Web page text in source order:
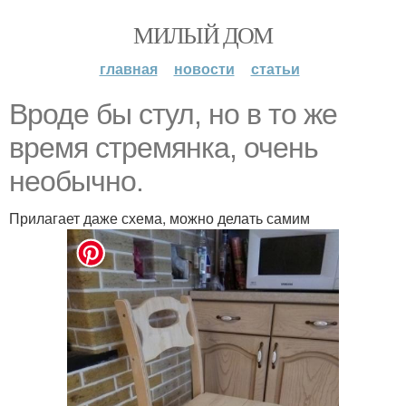
МИЛЫЙ ДОМ
главная новости статьи
Вроде бы стул, но в то же
время стремянка, очень
необычно.
Прилагает даже схема, можно делать самим